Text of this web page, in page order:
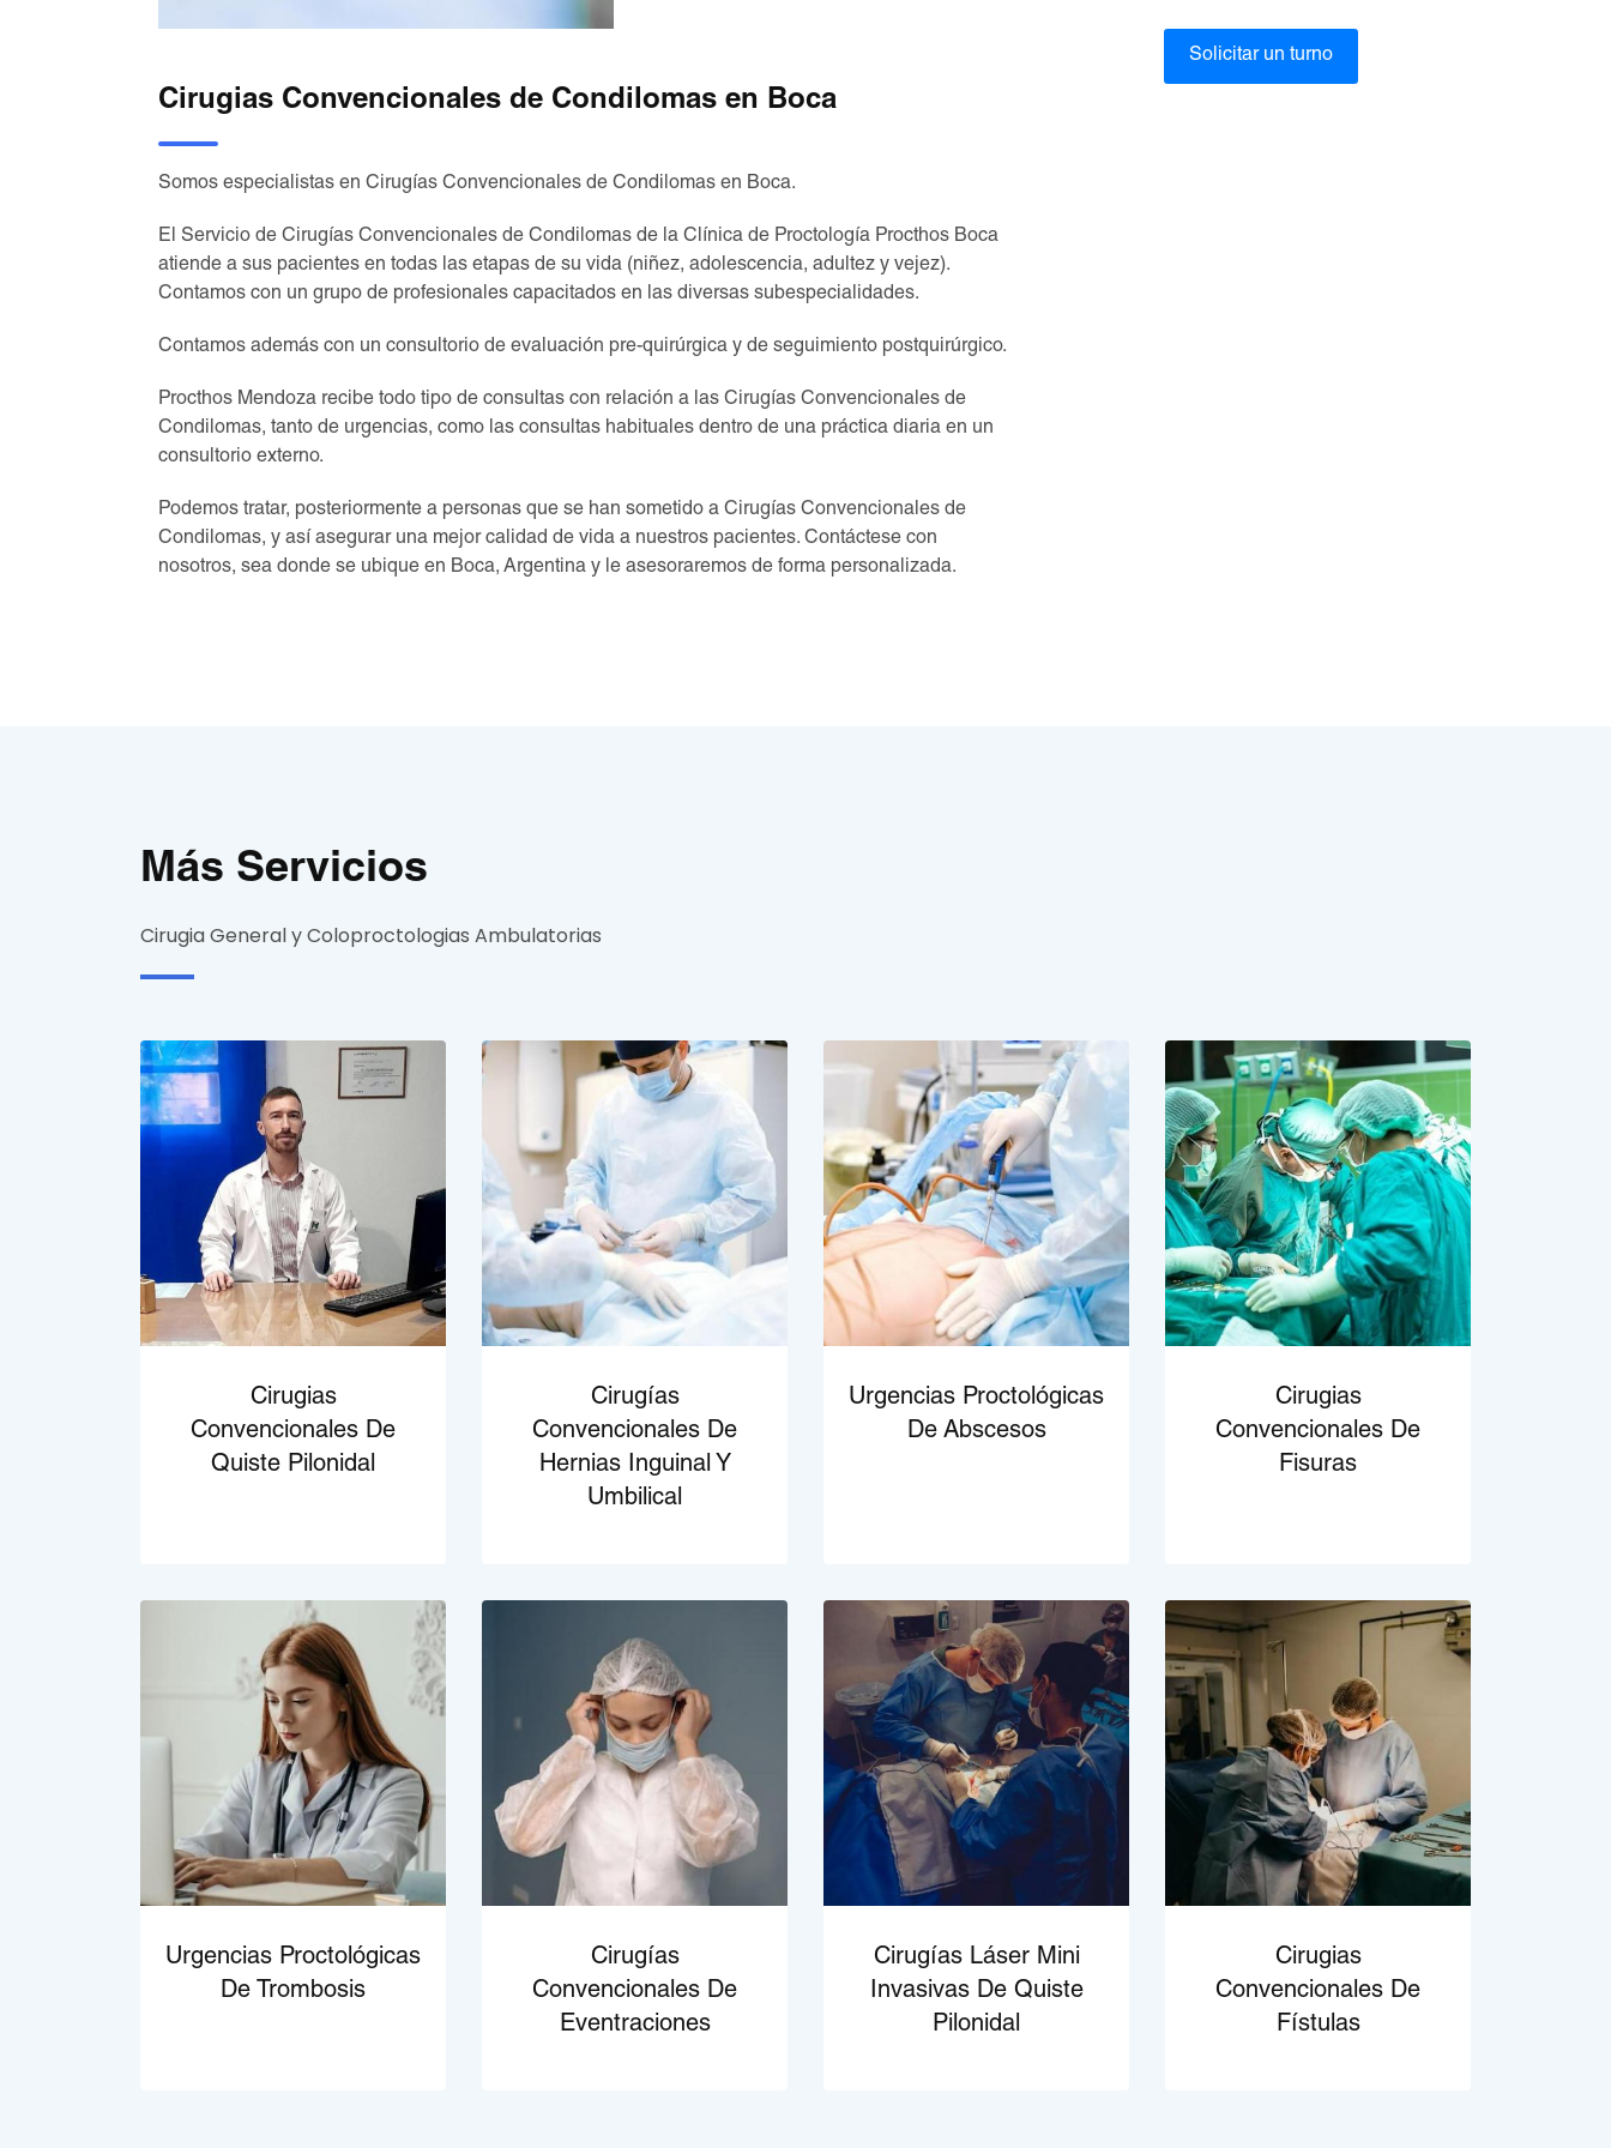
Cirugias Convencionales de Condilomas en Boca
Somos especialistas en Cirugías Convencionales de Condilomas en Boca.
El Servicio de Cirugías Convencionales de Condilomas de la Clínica de Proctología Procthos Boca
atiende a sus pacientes en todas las etapas de su vida (niñez, adolescencia, adultez y vejez).
Contamos con un grupo de profesionales capacitados en las diversas subespecialidades.
Contamos además con un consultorio de evaluación pre-quirúrgica y de seguimiento postquirúrgico.
Procthos Mendoza recibe todo tipo de consultas con relación a las Cirugías Convencionales de
Condilomas, tanto de urgencias, como las consultas habituales dentro de una práctica diaria en un
consultorio externo.
Podemos tratar, posteriormente a personas que se han sometido a Cirugías Convencionales de
Condilomas, y así asegurar una mejor calidad de vida a nuestros pacientes. Contáctese con
nosotros, sea donde se ubique en Boca, Argentina y le asesoraremos de forma personalizada.
Solicitar un turno
Más Servicios
Cirugia General y Coloproctologias Ambulatorias
Cirugias
Convencionales De
Quiste Pilonidal
Cirugías
Convencionales De
Hernias Inguinal Y
Umbilical
Urgencias Proctológicas
De Abscesos
Cirugias
Convencionales De
Fisuras
Urgencias Proctológicas
De Trombosis
Cirugías
Convencionales De
Eventraciones
Cirugías Láser Mini
Invasivas De Quiste
Pilonidal
Cirugias
Convencionales De
Fístulas